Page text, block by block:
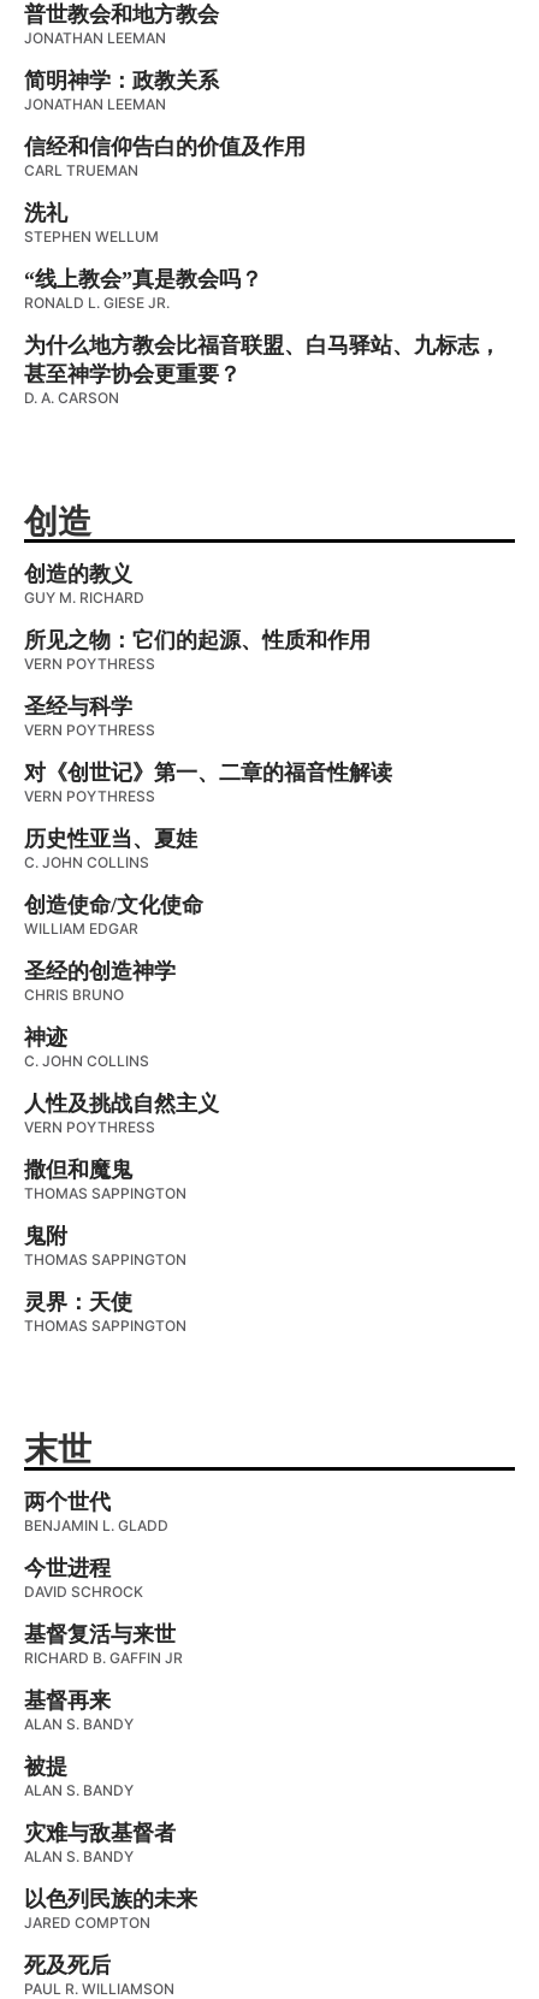
普世教会和地方教会
JONATHAN LEEMAN
简明神学：政教关系
JONATHAN LEEMAN
信经和信仰告白的价值及作用
CARL TRUEMAN
洗礼
STEPHEN WELLUM
“线上教会”真是教会吗？
RONALD L. GIESE JR.
为什么地方教会比福音联盟、白马驿站、九标志，
甚至神学协会更重要？
D. A. CARSON
创造
创造的教义
GUY M. RICHARD
所见之物：它们的起源、性质和作用
VERN POYTHRESS
圣经与科学
VERN POYTHRESS
对《创世记》第一、二章的福音性解读
VERN POYTHRESS
历史性亚当、夏娃
C. JOHN COLLINS
创造使命/文化使命
WILLIAM EDGAR
圣经的创造神学
CHRIS BRUNO
神迹
C. JOHN COLLINS
人性及挑战自然主义
VERN POYTHRESS
撒但和魔鬼
THOMAS SAPPINGTON
鬼附
THOMAS SAPPINGTON
灵界：天使
THOMAS SAPPINGTON
末世
两个世代
BENJAMIN L. GLADD
今世进程
DAVID SCHROCK
基督复活与来世
RICHARD B. GAFFIN JR
基督再来
ALAN S. BANDY
被提
ALAN S. BANDY
灾难与敌基督者
ALAN S. BANDY
以色列民族的未来
JARED COMPTON
死及死后
PAUL R. WILLIAMSON